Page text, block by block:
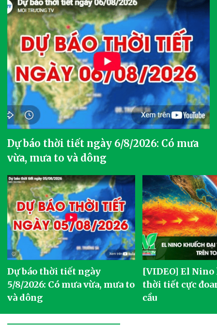
Dự báo thời tiết ngày 6/8/2026: Có mưa
vừa, mưa to và dông
Dự báo thời tiết ngày
5/8/2026: Có mưa vừa, mưa to
và dông
[VIDEO] El
thời tiết cực
cầu